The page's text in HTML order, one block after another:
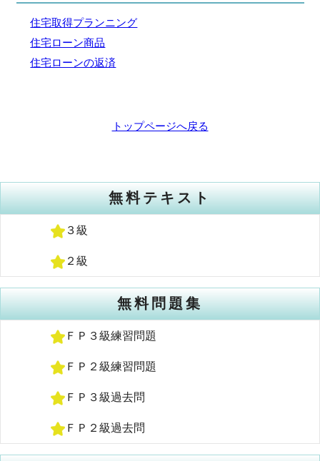
住宅取得プランニング
住宅ローン商品
住宅ローンの返済
トップページへ戻る
無料テキスト
３級
２級
無料問題集
ＦＰ３級練習問題
ＦＰ２級練習問題
ＦＰ３級過去問
ＦＰ２級過去問